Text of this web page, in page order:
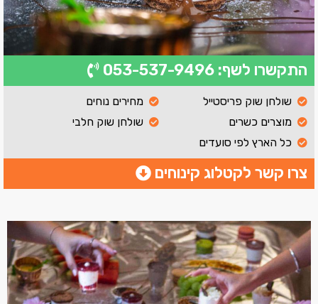
התקשרו לשף: 053-537-9496
שולחן שוק פריסטייל
מוצרים כשרים
כל הארץ לפי סועדים
מחירים נוחים
שולחן שוק חלבי​
צרו קשר לקטלוג קינוחים